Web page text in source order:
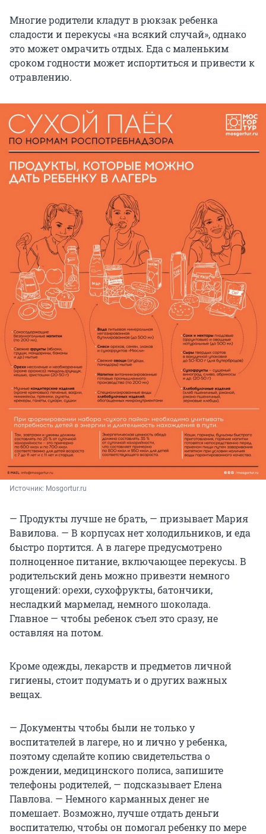
Многие родители кладут в рюкзак ребенка
сладости и перекусы «на всякий случай», однако
это может омрачить отдых. Еда с маленьким
сроком годности может испортиться и привести к
отравлению.
Источник: Mosgortur.ru
— Продукты лучше не брать, — призывает Мария
Вавилова. — В корпусах нет холодильников, и еда
быстро портится. А в лагере предусмотрено
полноценное питание, включающее перекусы. В
родительский день можно привезти немного
угощений: орехи, сухофрукты, батончики,
несладкий мармелад, немного шоколада.
Главное — чтобы ребенок съел это сразу, не
оставляя на потом.
Кроме одежды, лекарств и предметов личной
гигиены, стоит подумать и о других важных
вещах.
— Документы чтобы были не только у
воспитателей в лагере, но и лично у ребенка,
поэтому сделайте копию свидетельства о
рождении, медицинского полиса, запишите
телефоны родителей, — подсказывает Елена
Павлова. — Немного карманных денег не
помешает. Возможно, лучше отдать деньги
воспитателю, чтобы он помогал ребенку по мере